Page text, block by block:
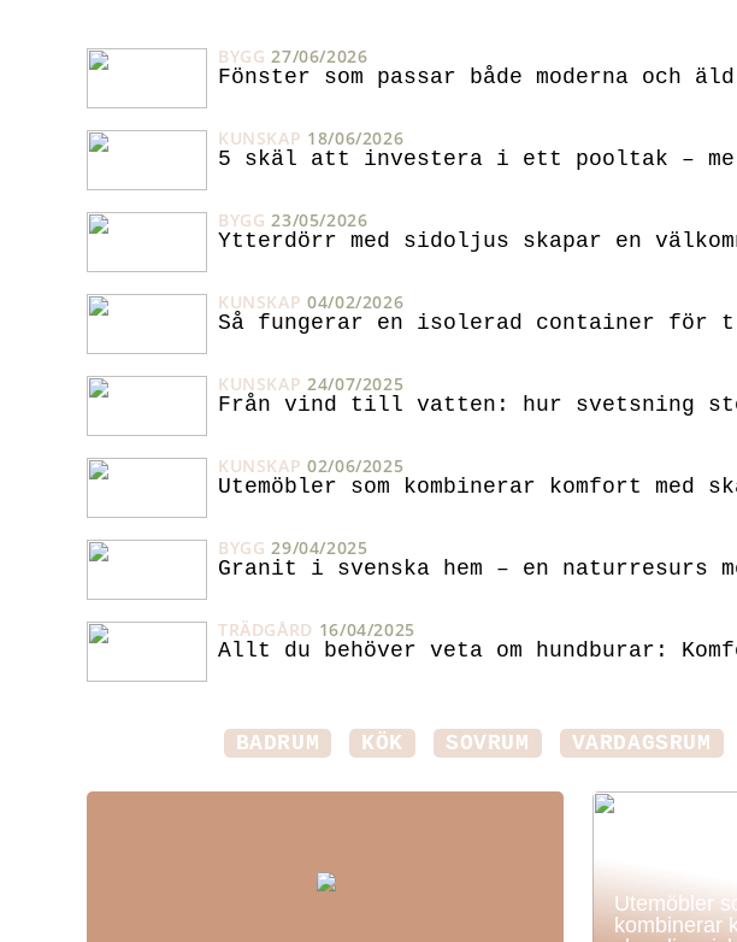
BYGG 27/06/2026
Fönster som passar både moderna och
KUNSKAP 18/06/2026
5 skäl att investera i ett pooltak –
BYGG 23/05/2026
Ytterdörr med sidoljus skapar en
KUNSKAP 04/02/2026
Så fungerar en isolerad container för
KUNSKAP 24/07/2025
Från vind till vatten: hur svetsning
KUNSKAP 02/06/2025
Utemöbler som kombinerar komfort med
BYGG 29/04/2025
Granit i svenska hem – en naturresurs
TRÄDGÅRD 16/04/2025
Allt du behöver veta om hundburar:
BADRUM KÖK SOVRUM VARDAGSRUM
Utemöbler
kombinerar